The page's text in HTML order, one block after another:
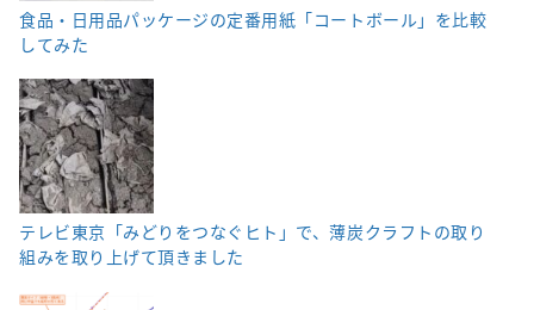
食品・日用品パッケージの定番用紙「コートボール」を比較
してみた
テレビ東京「みどりをつなぐヒト」で、薄炭クラフトの取り
組みを取り上げて頂きました